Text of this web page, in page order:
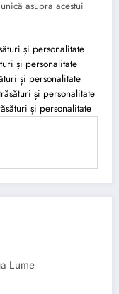
asupra acestui
și personalitate
și personalitate
și personalitate
și personalitate
și personalitate
Lume